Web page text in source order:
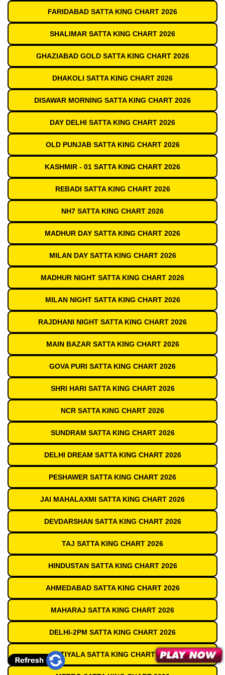
FARIDABAD SATTA KING CHART 2026
SHALIMAR SATTA KING CHART 2026
GHAZIABAD GOLD SATTA KING CHART 2026
DHAKOLI SATTA KING CHART 2026
DISAWAR MORNING SATTA KING CHART 2026
DAY DELHI SATTA KING CHART 2026
OLD PUNJAB SATTA KING CHART 2026
KASHMIR - 01 SATTA KING CHART 2026
REBADI SATTA KING CHART 2026
NH7 SATTA KING CHART 2026
MADHUR DAY SATTA KING CHART 2026
MILAN DAY SATTA KING CHART 2026
MADHUR NIGHT SATTA KING CHART 2026
MILAN NIGHT SATTA KING CHART 2026
RAJDHANI NIGHT SATTA KING CHART 2026
MAIN BAZAR SATTA KING CHART 2026
GOVA PURI SATTA KING CHART 2026
SHRI HARI SATTA KING CHART 2026
NCR SATTA KING CHART 2026
SUNDRAM SATTA KING CHART 2026
DELHI DREAM SATTA KING CHART 2026
PESHAWER SATTA KING CHART 2026
JAI MAHALAXMI SATTA KING CHART 2026
DEVDARSHAN SATTA KING CHART 2026
TAJ SATTA KING CHART 2026
HINDUSTAN SATTA KING CHART 2026
AHMEDABAD SATTA KING CHART 2026
MAHARAJ SATTA KING CHART 2026
DELHI-2PM SATTA KING CHART 2026
PATIYALA SATTA KING CHART 2026